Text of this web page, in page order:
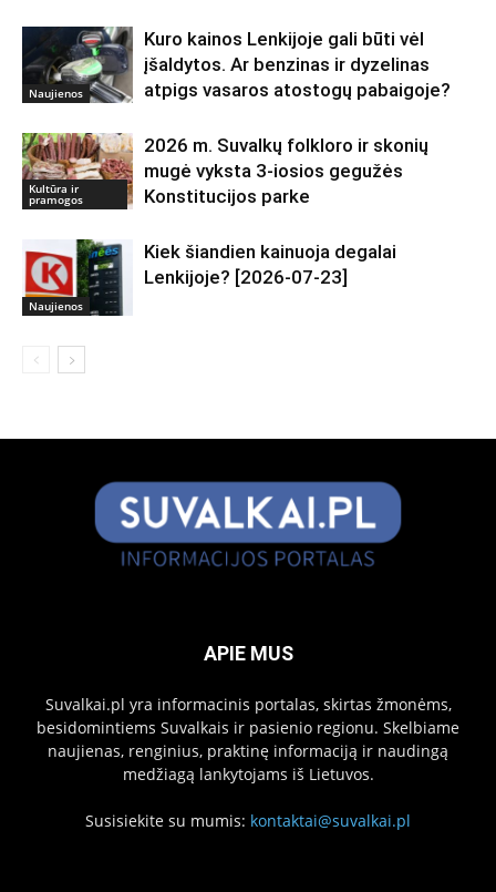
Naujienos
Kuro kainos Lenkijoje gali būti vėl
įšaldytos. Ar benzinas ir dyzelinas
atpigs vasaros atostogų pabaigoje?
Kultūra ir
pramogos
2026 m. Suvalkų folkloro ir skonių
mugė vyksta 3-iosios gegužės
Konstitucijos parke
Naujienos
Kiek šiandien kainuoja degalai
Lenkijoje? [2026-07-23]
APIE MUS
Suvalkai.pl yra informacinis portalas, skirtas žmonėms,
besidomintiems Suvalkais ir pasienio regionu. Skelbiame
naujienas, renginius, praktinę informaciją ir naudingą
medžiagą lankytojams iš Lietuvos.
Susisiekite su mumis: kontaktai@suvalkai.pl